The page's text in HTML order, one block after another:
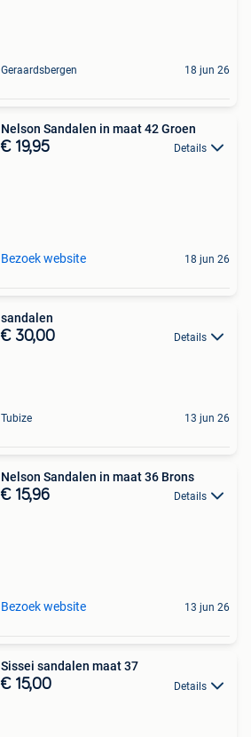
Geraardsbergen 18 jun 26
Nelson Sandalen in maat 42 Groen
€ 19,95 Details
Bezoek website 18 jun 26
sandalen
€ 30,00 Details
Tubize 13 jun 26
Nelson Sandalen in maat 36 Brons
€ 15,96 Details
Bezoek website 13 jun 26
Sissei sandalen maat 37
€ 15,00 Details